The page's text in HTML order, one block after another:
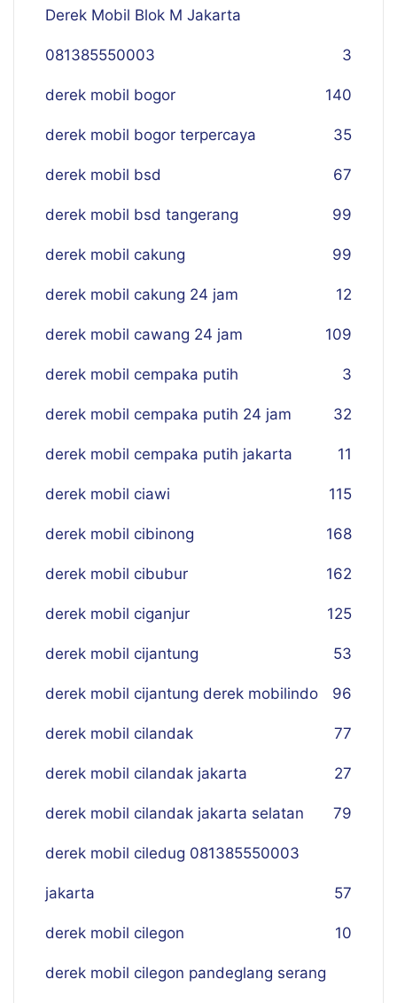
Derek Mobil Blok M Jakarta
081385550003 3
derek mobil bogor 140
derek mobil bogor terpercaya 35
derek mobil bsd 67
derek mobil bsd tangerang 99
derek mobil cakung 99
derek mobil cakung 24 jam 12
derek mobil cawang 24 jam 109
derek mobil cempaka putih 3
derek mobil cempaka putih 24 jam 32
derek mobil cempaka putih jakarta 11
derek mobil ciawi 115
derek mobil cibinong 168
derek mobil cibubur 162
derek mobil ciganjur 125
derek mobil cijantung 53
derek mobil cijantung derek mobilindo 96
derek mobil cilandak 77
derek mobil cilandak jakarta 27
derek mobil cilandak jakarta selatan 79
derek mobil ciledug 081385550003
jakarta 57
derek mobil cilegon 10
derek mobil cilegon pandeglang serang